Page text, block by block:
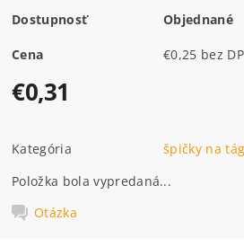
Dostupnosť Objednané
Cena €0,25 bez
€0,31
Kategória
špičky na
Položka bola vypredaná...
Otázka